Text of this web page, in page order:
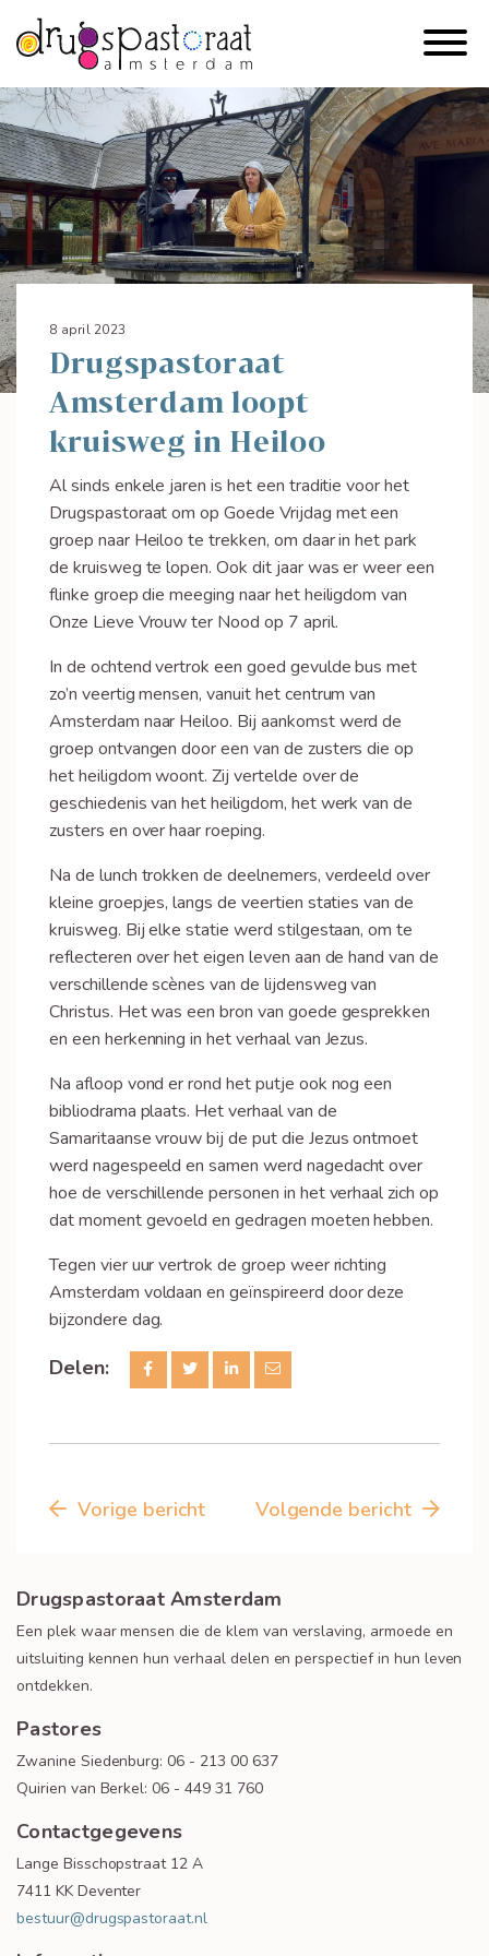
8 april 2023
Drugspastoraat
Amsterdam loopt
kruisweg in Heiloo
Al sinds enkele jaren is het een traditie voor het
Drugspastoraat om op Goede Vrijdag met een
groep naar Heiloo te trekken, om daar in het park
de kruisweg te lopen. Ook dit jaar was er weer een
flinke groep die meeging naar het heiligdom van
Onze Lieve Vrouw ter Nood op 7 april.
In de ochtend vertrok een goed gevulde bus met
zo’n veertig mensen, vanuit het centrum van
Amsterdam naar Heiloo. Bij aankomst werd de
groep ontvangen door een van de zusters die op
het heiligdom woont. Zij vertelde over de
geschiedenis van het heiligdom, het werk van de
zusters en over haar roeping.
Na de lunch trokken de deelnemers, verdeeld over
kleine groepjes, langs de veertien staties van de
kruisweg. Bij elke statie werd stilgestaan, om te
reflecteren over het eigen leven aan de hand van de
verschillende scènes van de lijdensweg van
Christus. Het was een bron van goede gesprekken
en een herkenning in het verhaal van Jezus.
Na afloop vond er rond het putje ook nog een
bibliodrama plaats. Het verhaal van de
Samaritaanse vrouw bij de put die Jezus ontmoet
werd nagespeeld en samen werd nagedacht over
hoe de verschillende personen in het verhaal zich op
dat moment gevoeld en gedragen moeten hebben.
Tegen vier uur vertrok de groep weer richting
Amsterdam voldaan en geïnspireerd door deze
bijzondere dag.
Delen:
Vorige bericht Volgende bericht
Drugspastoraat Amsterdam
Een plek waar mensen die de klem van verslaving, armoede en
uitsluiting kennen hun verhaal delen en perspectief in hun leven
ontdekken.
Pastores
Zwanine Siedenburg: 06 - 213 00 637
Quirien van Berkel: 06 - 449 31 760
Contactgegevens
Lange Bisschopstraat 12 A
7411 KK Deventer
bestuur@drugspastoraat.nl